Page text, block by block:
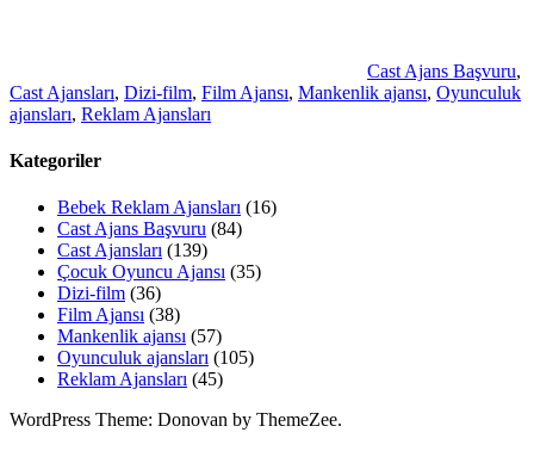
Cast Ajans Başvuru,
Cast Ajansları, Dizi-film, Film Ajansı, Mankenlik ajansı, Oyunculuk
ajansları, Reklam Ajansları
Kategoriler
Bebek Reklam Ajansları (16)
Cast Ajans Başvuru (84)
Cast Ajansları (139)
Çocuk Oyuncu Ajansı (35)
Dizi-film (36)
Film Ajansı (38)
Mankenlik ajansı (57)
Oyunculuk ajansları (105)
Reklam Ajansları (45)
WordPress Theme: Donovan by ThemeZee.